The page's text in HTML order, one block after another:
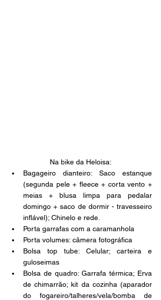
Na bike da Heloisa:
Bagageiro dianteiro: Saco estanque
(segunda pele + fleece + corta vento +
meias + blusa limpa para pedalar
domingo + saco de dormir - travesseiro
inflável); Chinelo e rede.
Porta garrafas com a caramanhola
Porta volumes: câmera fotográfica
Bolsa top tube: Celular; carteira e
guloseimas
Bolsa de quadro: Garrafa térmica; Erva
de chimarrão; kit da cozinha (aparador
do fogareiro/talheres/vela/bomba de